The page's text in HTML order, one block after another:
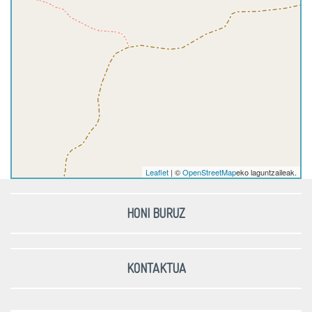
Leaflet | ©OpenStreetMapeko laguntzaileak.
HONI BURUZ
KONTAKTUA